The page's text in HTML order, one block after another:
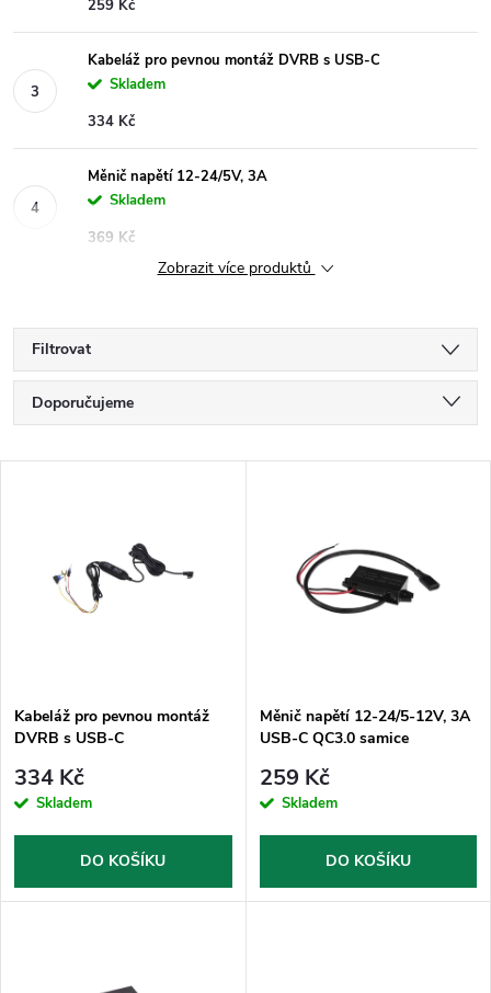
259 Kč
Kabeláž pro pevnou montáž DVRB s USB-C
Skladem
334 Kč
Měnič napětí 12-24/5V, 3A
Skladem
369 Kč
Zobrazit více produktů
Filtrovat
Ř
a
p
r
o
d
Doporučujeme
Abecedně
s
p
r
Kabeláž pro pevnou montáž
DVRB s USB-C
334 Kč
Skladem
DO KOŠÍKU
Měnič napětí 12-24/5-12V, 3A
USB-C QC3.0 samice
259 Kč
Skladem
DO KOŠÍKU